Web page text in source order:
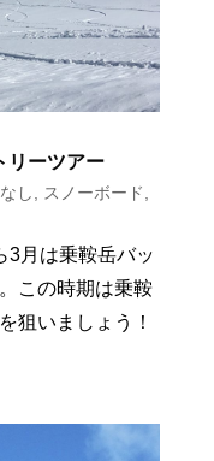
リーツアー
し, スノーボード,
3月は乗鞍岳バッ
この時期は乗鞍
狙いましょう！